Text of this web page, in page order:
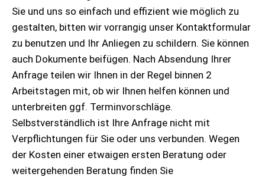
Sie und uns so einfach und effizient wie möglich zu
gestalten, bitten wir vorrangig unser Kontaktformular
zu benutzen und Ihr Anliegen zu schildern. Sie können
auch Dokumente beifügen. Nach Absendung Ihrer
Anfrage teilen wir Ihnen in der Regel binnen 2
Arbeitstagen mit, ob wir Ihnen helfen können und
unterbreiten ggf. Terminvorschläge.
Selbstverständlich ist Ihre Anfrage nicht mit
Verpflichtungen für Sie oder uns verbunden. Wegen
der Kosten einer etwaigen ersten Beratung oder
weitergehenden Beratung finden Sie